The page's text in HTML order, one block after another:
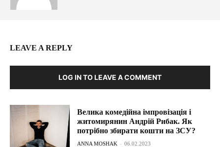
LEAVE A REPLY
LOG IN TO LEAVE A COMMENT
Велика комедійна імпровізація і
житомирянин Андрій Рибак. Як
потрібно збирати кошти на ЗСУ?
ANNA MOSHAK - 06.02.2023